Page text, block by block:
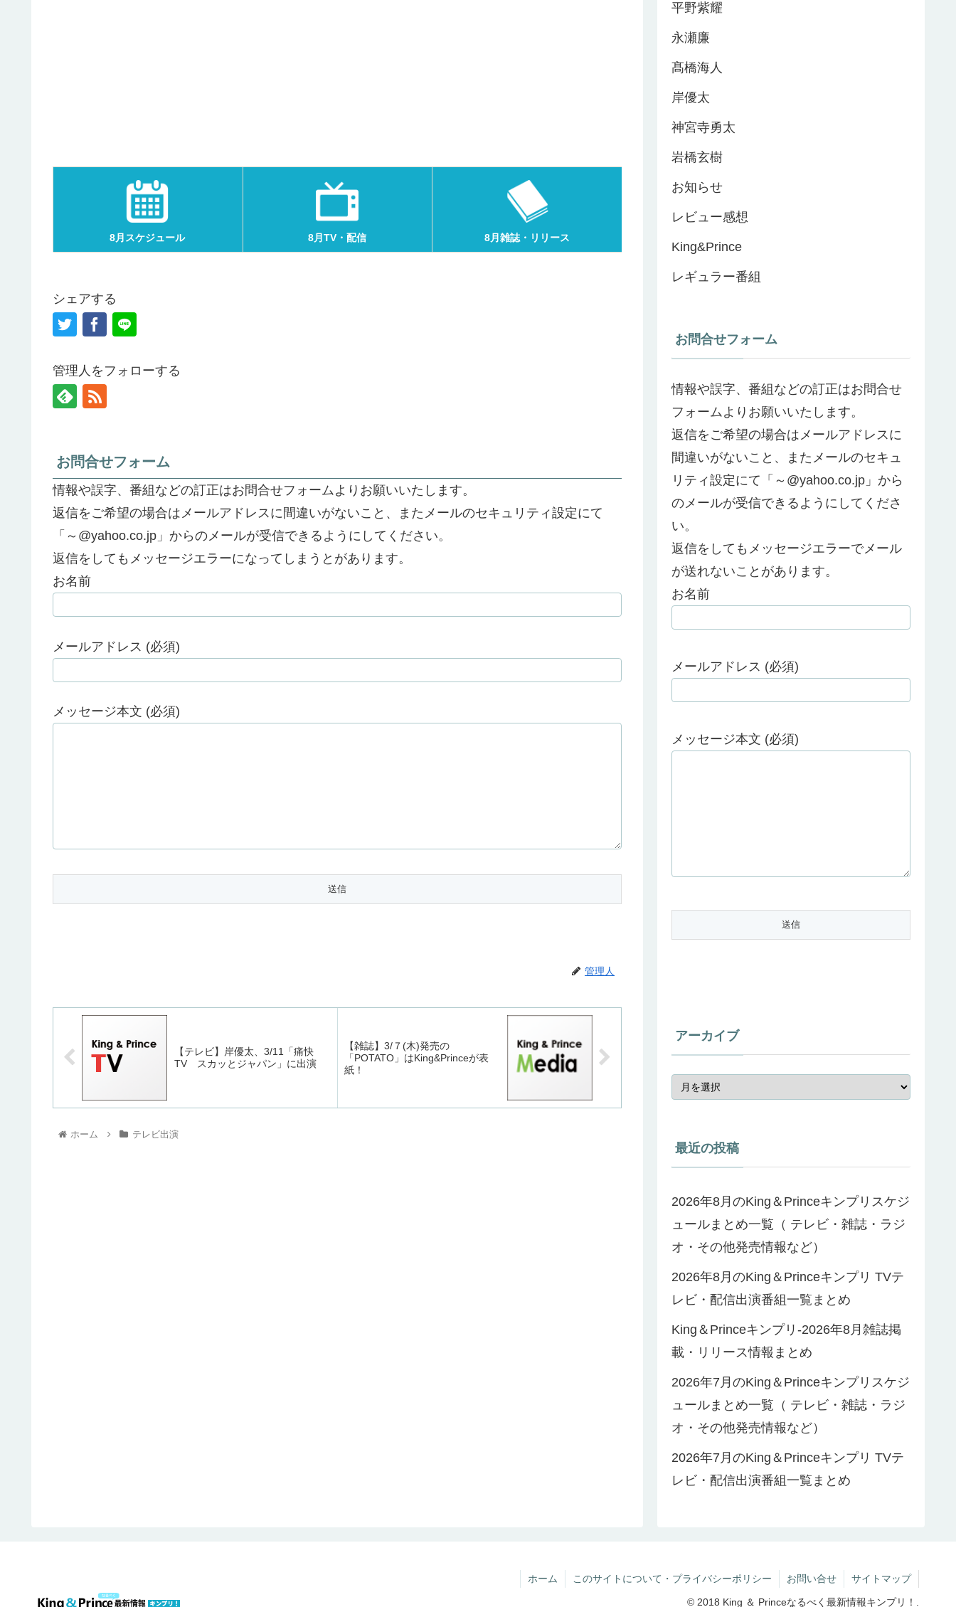
8月スケジュール 8月TV・配信 8月雑誌・リリース
シェアする
管理人をフォローする
お問合せフォーム
情報や誤字、番組などの訂正はお問合せフォームよりお願いいたします。
返信をご希望の場合はメールアドレスに間違いがないこと、またメールのセキュリティ設定にて
「～@yahoo.co.jp」からのメールが受信できるようにしてください。
返信をしてもメッセージエラーになってしまうとがあります。
お名前
メールアドレス (必須)
メッセージ本文 (必須)
管理人
【テレビ】岸優太、3/11「痛快
TV スカッとジャパン」に出演
【雑誌】3/７(木)発売の
「POTATO」はKing&Princeが表
紙！
ホーム テレビ出演
平野紫耀
永瀬廉
髙橋海人
岸優太
神宮寺勇太
岩橋玄樹
お知らせ
レビュー感想
King&Prince
レギュラー番組
お問合せフォーム
情報や誤字、番組などの訂正はお問合せ
フォームよりお願いいたします。
返信をご希望の場合はメールアドレスに
間違いがないこと、またメールのセキュ
リティ設定にて「～@yahoo.co.jp」から
のメールが受信できるようにしてくださ
い。
返信をしてもメッセージエラーでメール
が送れないことがあります。
お名前
メールアドレス (必須)
メッセージ本文 (必須)
アーカイブ
最近の投稿
2026年8月のKing＆Princeキンプリスケジ
ュールまとめ一覧（ テレビ・雑誌・ラジ
オ・その他発売情報など）
2026年8月のKing＆Princeキンプリ TVテ
レビ・配信出演番組一覧まとめ
King＆Princeキンプリ-2026年8月雑誌掲
載・リリース情報まとめ
2026年7月のKing＆Princeキンプリスケジ
ュールまとめ一覧（ テレビ・雑誌・ラジ
オ・その他発売情報など）
2026年7月のKing＆Princeキンプリ TVテ
レビ・配信出演番組一覧まとめ
ホーム このサイトについて・プライバシーポリシー お問い合せ サイトマップ
© 2018 King ＆ Princeなるべく最新情報キンプリ！.